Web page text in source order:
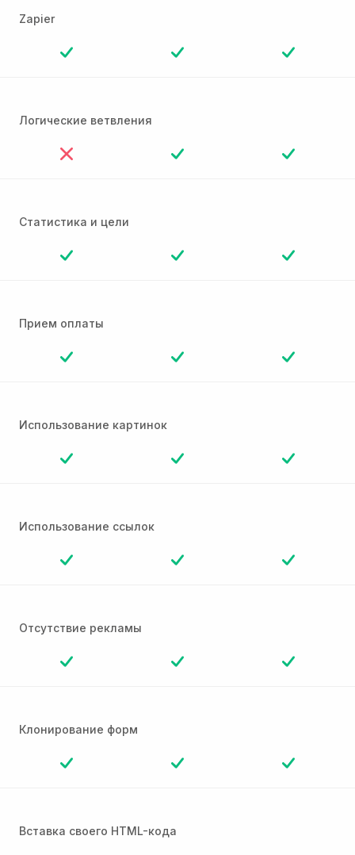
Zapier
Логические ветвления
Статистика и цели
Прием оплаты
Использование картинок
Использование ссылок
Отсутствие рекламы
Клонирование форм
Вставка своего HTML-кода